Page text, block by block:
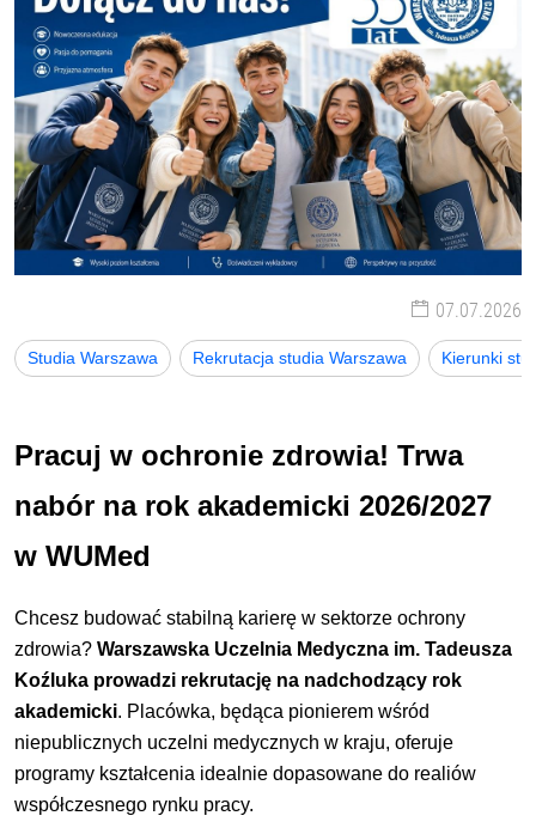
07.07.2026
Studia Warszawa Rekrutacja studia Warszawa Kierunki
Pracuj w ochronie zdrowia! Trwa
nabór na rok akademicki 2026/2027
w WUMed
Chcesz budować stabilną karierę w sektorze ochrony
zdrowia?Warszawska Uczelnia Medyczna im. Tadeusza
Koźluka prowadzi rekrutację na nadchodzący rok
akademicki. Placówka, będąca pionierem wśród
niepublicznych uczelni medycznych w kraju, oferuje
programy kształcenia idealnie dopasowane do realiów
współczesnego rynku pracy.